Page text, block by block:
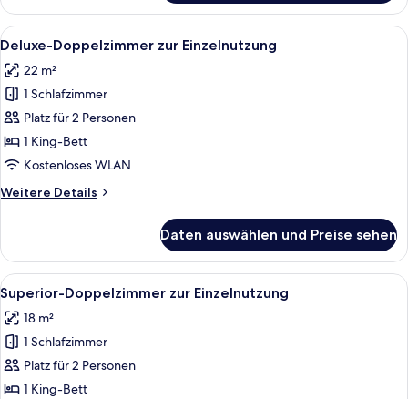
Doppelzimmer
zur
Einzelnutzung
Alle
Fotos
für
Deluxe-
Doppelzimmer
zur
Einzelnutzung
Ein Hotelzimmer mit einem Bett,
5
Deluxe-Doppelzimmer zur Einzelnutzung
22 m²
1 Schlafzimmer
Platz für 2 Personen
1 King-Bett
Kostenloses WLAN
Weitere Details
Weitere
Doppelzimmer
zur
Einzelnutzung
Daten auswählen und Preise sehen
Alle
Fotos
für
Superior-
Doppelzimmer
zur
Ein modernes Schlafzimmer mit
6
Superior-Doppelzimmer zur Einzelnutzung
18 m²
1 Schlafzimmer
Platz für 2 Personen
1 King-Bett